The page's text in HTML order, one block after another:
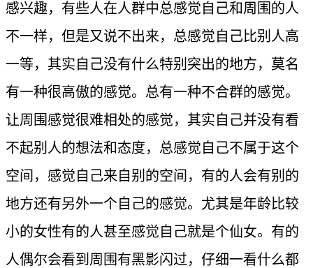
感兴趣，有些人在人群中总感觉自己和周围的人
不一样，但是又说不出来，总感觉自己比别人高
一等，其实自己没有什么特别突出的地方，莫名
有一种很高傲的感觉。总有一种不合群的感觉。
让周围感觉很难相处的感觉，其实自己并没有看
不起别人的想法和态度，总感觉自己不属于这个
空间，感觉自己来自别的空间，有的人会有别的
地方还有另外一个自己的感觉。尤其是年龄比较
小的女性有的人甚至感觉自己就是个仙女。有的
人偶尔会看到周围有黑影闪过，仔细一看什么都